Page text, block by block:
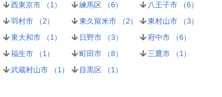
西東京市 （1） 練馬区 （6） 八王子市 （6）
羽村市 （2） 東久留米市 （2） 東村山市 （3）
東大和市 （1） 日野市 （3） 府中市 （6）
福生市 （1） 町田市 （8） 三鷹市 （1）
武蔵村山市 （1） 目黒区 （1）